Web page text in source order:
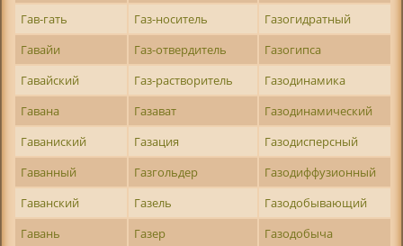
Гав-гать
Газ-носитель
Газогидратный
Гавайи
Газ-отвердитель
Газогипса
Гавайский
Газ-растворитель
Газодинамика
Гавана
Газават
Газодинамический
Гаваниский
Газация
Газодисперсный
Гаванный
Газгольдер
Газодиффузионный
Гаванский
Газель
Газодобывающий
Гавань
Газер
Газодобыча